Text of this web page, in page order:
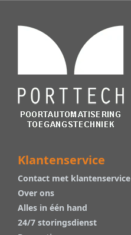
Klantenservice
Contact met klantenservice
Over ons
Alles in één hand
24/7 storingsdienst